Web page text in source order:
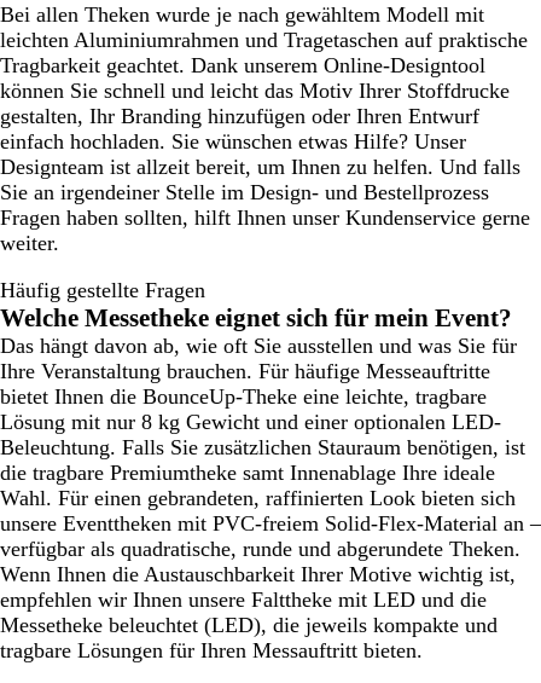
Bei allen Theken wurde je nach gewähltem Modell mit
leichten Aluminiumrahmen und Tragetaschen auf praktische
Tragbarkeit geachtet. Dank unserem Online-Designtool
können Sie schnell und leicht das Motiv Ihrer Stoffdrucke
gestalten, Ihr Branding hinzufügen oder Ihren Entwurf
einfach hochladen. Sie wünschen etwas Hilfe? Unser
Designteam ist allzeit bereit, um Ihnen zu helfen. Und falls
Sie an irgendeiner Stelle im Design- und Bestellprozess
Fragen haben sollten, hilft Ihnen unser Kundenservice gerne
weiter.
Häufig gestellte Fragen
Welche Messetheke eignet sich für mein Event?
Das hängt davon ab, wie oft Sie ausstellen und was Sie für
Ihre Veranstaltung brauchen. Für häufige Messeauftritte
bietet Ihnen die BounceUp-Theke eine leichte, tragbare
Lösung mit nur 8 kg Gewicht und einer optionalen LED-
Beleuchtung. Falls Sie zusätzlichen Stauraum benötigen, ist
die tragbare Premiumtheke samt Innenablage Ihre ideale
Wahl. Für einen gebrandeten, raffinierten Look bieten sich
unsere Eventtheken mit PVC-freiem Solid-Flex-Material an –
verfügbar als quadratische, runde und abgerundete Theken.
Wenn Ihnen die Austauschbarkeit Ihrer Motive wichtig ist,
empfehlen wir Ihnen unsere Falttheke mit LED und die
Messetheke beleuchtet (LED), die jeweils kompakte und
tragbare Lösungen für Ihren Messauftritt bieten.